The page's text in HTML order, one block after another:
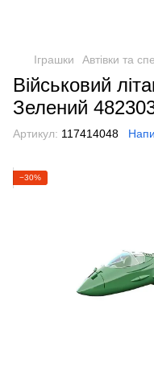
Іграшки Автівки та
Військовий
Зелений
Артикул: 117414048
−30%